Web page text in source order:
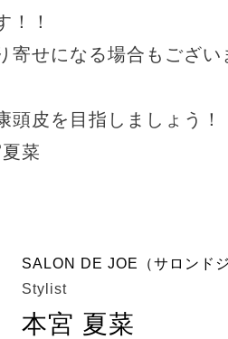
！！
寄せになる場合もござ
頭皮を目指しましょう！
菜
SALON DE JOE（サロンド
Stylist
本宮 夏菜